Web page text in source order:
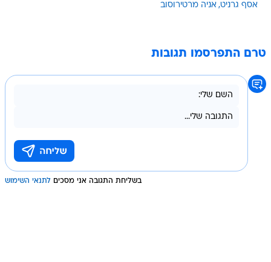
אסף גרניט אניה מרטירוסוב
טרם התפרסמו תגובות
בשליחת התגובה אני מסכים לתנאי השימוש